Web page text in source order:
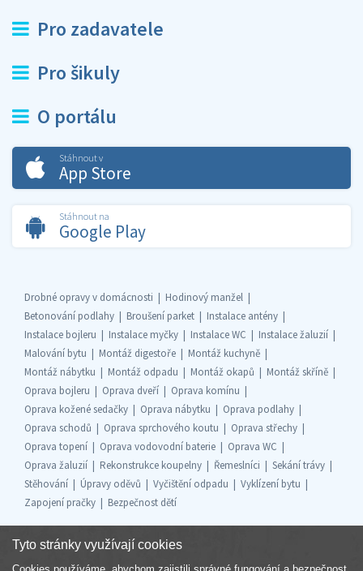
Pro zadavatele
Pro šikuly
O portálu
Stáhnout v
App Store
Stáhnout na
Google Play
Drobné opravy v domácnosti
Hodinový manžel
Betonování podlahy
Broušení parket
Instalace antény
Instalace bojleru
Instalace myčky Instalace WC
Instalace žaluzií
Malování bytu
Montáž digestoře
Montáž kuchyně
Montáž nábytku
Montáž odpadu Montáž okapů
Montáž skříně
Oprava bojleru
Oprava dveří
Oprava komínu
Oprava kožené sedačky
Oprava nábytku
Oprava podlahy
Oprava schodů
Oprava sprchového koutu
Oprava střechy
Oprava topení
Oprava vodovodní baterie
Oprava WC
Oprava žaluzií
Rekonstrukce koupelny Řemeslníci
Sekání trávy
Stěhování
Úpravy oděvů Vyčištění odpadu
Vyklízení bytu
Zapojení pračky
Bezpečnost dětí
Tyto stránky využívají cookies